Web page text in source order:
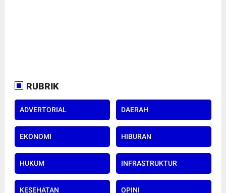
RUBRIK
ADVERTORIAL DAERAH
EKONOMI HIBURAN
HUKUM INFRASTRUKTUR
KESEHATAN OPINI